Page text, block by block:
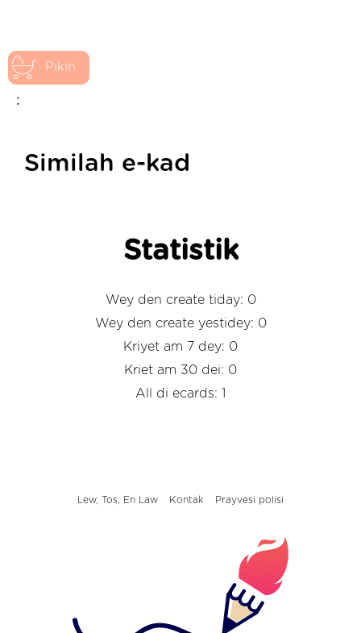
Pikin
:
Similah e-kad
Statistik
Wey den create tiday: 0
Wey den create yestidey: 0
Kriyet am 7 dey: 0
Kriet am 30 dei: 0
All di ecards: 1
Lew, Tos, En Law Kontak Prayvesi polisi